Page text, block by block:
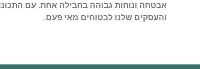
אבטחה ונוחות גבוהה בחבילה אחת. עם
והעסקים שלנו לבטוחים מאי פעם.